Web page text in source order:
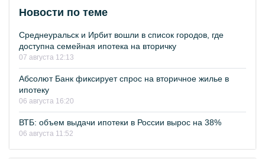
Новости по теме
Среднеуральск и Ирбит вошли в список городов, где
доступна семейная ипотека на вторичку
07 августа 12:13
Абсолют Банк фиксирует спрос на вторичное жилье в
ипотеку
06 августа 16:20
ВТБ: объем выдачи ипотеки в России вырос на 38%
06 августа 11:52